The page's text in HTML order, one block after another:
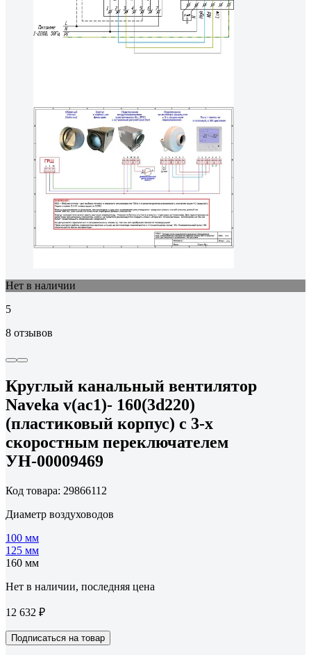
Нет в наличии
5
8 отзывов
Круглый канальный вентилятор
Naveka v(ac1)- 160(3d220)
(пластиковый корпус) с 3-х
скоростным переключателем
УН-00009469
Код товара: 29866112
Диаметр воздуховодов
100 мм
125 мм
160 мм
Нет в наличии, последняя цена
12 632 ₽
Подписаться на товар